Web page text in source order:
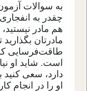
به سوالات
چقدر به
هم مادر
مادرتان
طاقت‌فرسایی
است. شاید او
دارد، سعی کنید
او را در انجام